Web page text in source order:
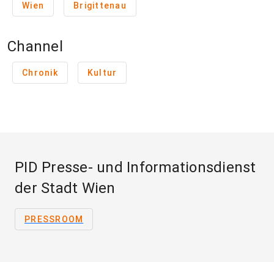
Wien Brigittenau
Channel
Chronik Kultur
PID Presse- und Informationsdienst
der Stadt Wien
PRESSROOM